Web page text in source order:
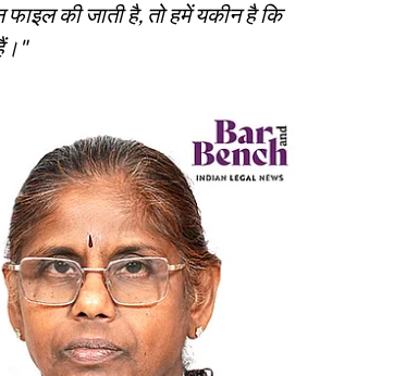
की जाती है, तो हमें यकीन है कि